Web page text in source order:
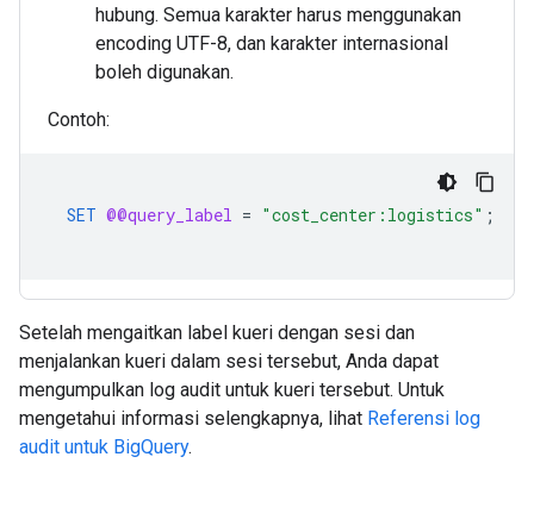
hubung. Semua karakter harus menggunakan
encoding UTF-8, dan karakter internasional
boleh digunakan.
Contoh:
SET @@query_label = "cost_center:logistics" ;
Setelah mengaitkan label kueri dengan sesi dan
menjalankan kueri dalam sesi tersebut, Anda dapat
mengumpulkan log audit untuk kueri tersebut. Untuk
mengetahui informasi selengkapnya, lihat Referensi log
audit untuk BigQuery.